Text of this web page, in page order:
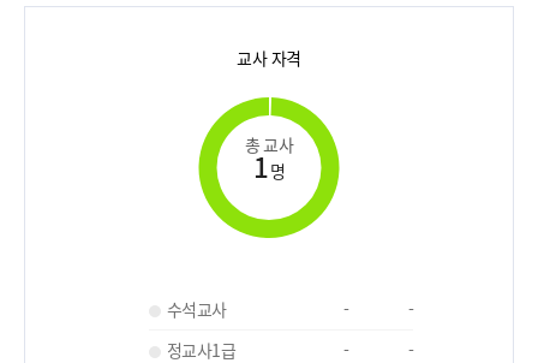
교사 자격
총 교사
1명
수석교사 -
-
정교사1급
-
-